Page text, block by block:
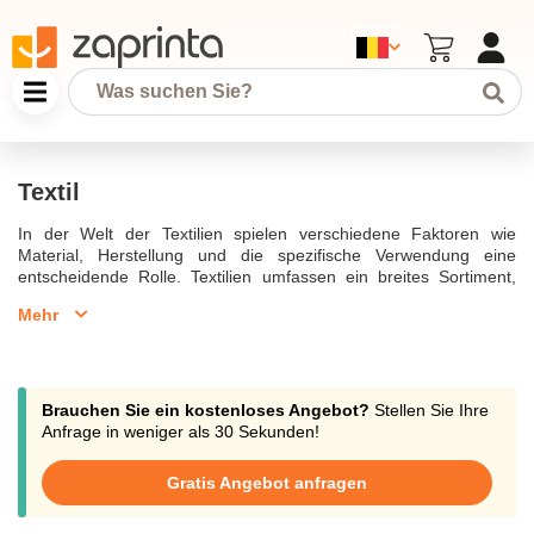
Textil
In der Welt der Textilien spielen verschiedene Faktoren wie
Material, Herstellung und die spezifische Verwendung eine
entscheidende Rolle. Textilien umfassen ein breites Sortiment,
Teppichen und Bettwäsche. Textil gmbh in Österreich ist ein
sowohl gewebt als auch gestrickt werden können. Textilfasern und
Chemiefasern werden dabei überwiegend eingesetzt, um ein
hochwertiges und langlebiges Erzeugnis zu garantieren. Gewebe
werden, um die Flexibilität und die spezifische Beschaffenheit des
Materials hervorzuheben. Textilien aus Österreich sind bekannt
für ihre überraschend hohe Qualität und die präzise Verarbeitung.
Mehr
Brauchen Sie ein kostenloses Angebot? Stellen Sie Ihre
Anfrage in weniger als 30 Sekunden!
Gratis Angebot anfragen